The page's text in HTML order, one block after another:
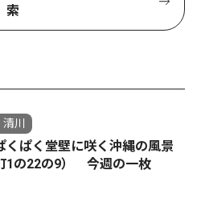
索
川
ぱく堂壁に咲く沖縄の風景
1の22の9） 今週の一枚